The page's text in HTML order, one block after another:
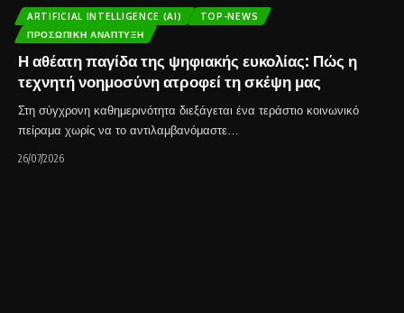
ARTIFICIAL INTELLIGENCE (AI)
TOP-NEWS
ΠΡΟΣΩΠΙΚΉ ΑΝΆΠΤΥΞΗ
Η αθέατη παγίδα της ψηφιακής ευκολίας: Πώς η
τεχνητή νοημοσύνη ατροφεί τη σκέψη μας
Στη σύγχρονη καθημερινότητα διεξάγεται ένα τεράστιο κοινωνικό
πείραμα χωρίς να το αντιλαμβανόμαστε…
26/07/2026